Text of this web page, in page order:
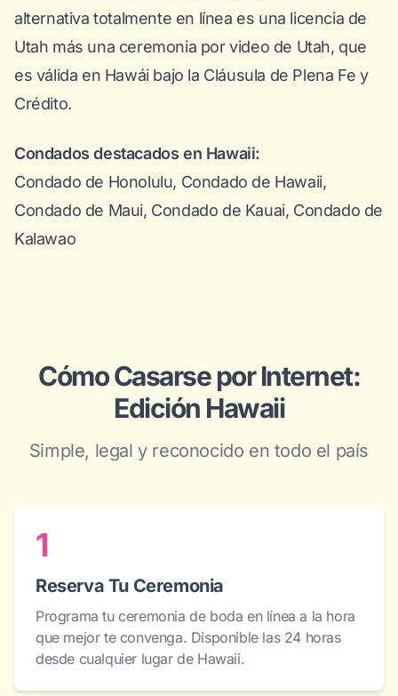
alternativa totalmente en línea es una licencia de
Utah más una ceremonia por video de Utah, que
es válida en Hawái bajo la Cláusula de Plena Fe y
Crédito.
Condados destacados en Hawaii:
Condado de Honolulu, Condado de Hawaii,
Condado de Maui, Condado de Kauai, Condado de
Kalawao
Cómo Casarse por Internet:
Edición Hawaii
Simple, legal y reconocido en todo el país
1
Reserva Tu Ceremonia
Programa tu ceremonia de boda en línea a la hora
que mejor te convenga. Disponible las 24 horas
desde cualquier lugar de Hawaii.